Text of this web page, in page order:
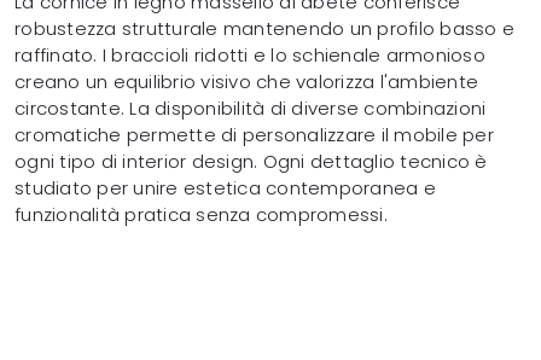
robustezza strutturale mantenendo un profilo basso e
raffinato. I braccioli ridotti e lo schienale armonioso
creano un equilibrio visivo che valorizza l'ambiente
circostante. La disponibilità di diverse combinazioni
cromatiche permette di personalizzare il mobile per
ogni tipo di interior design. Ogni dettaglio tecnico è
studiato per unire estetica contemporanea e
funzionalità pratica senza compromessi.